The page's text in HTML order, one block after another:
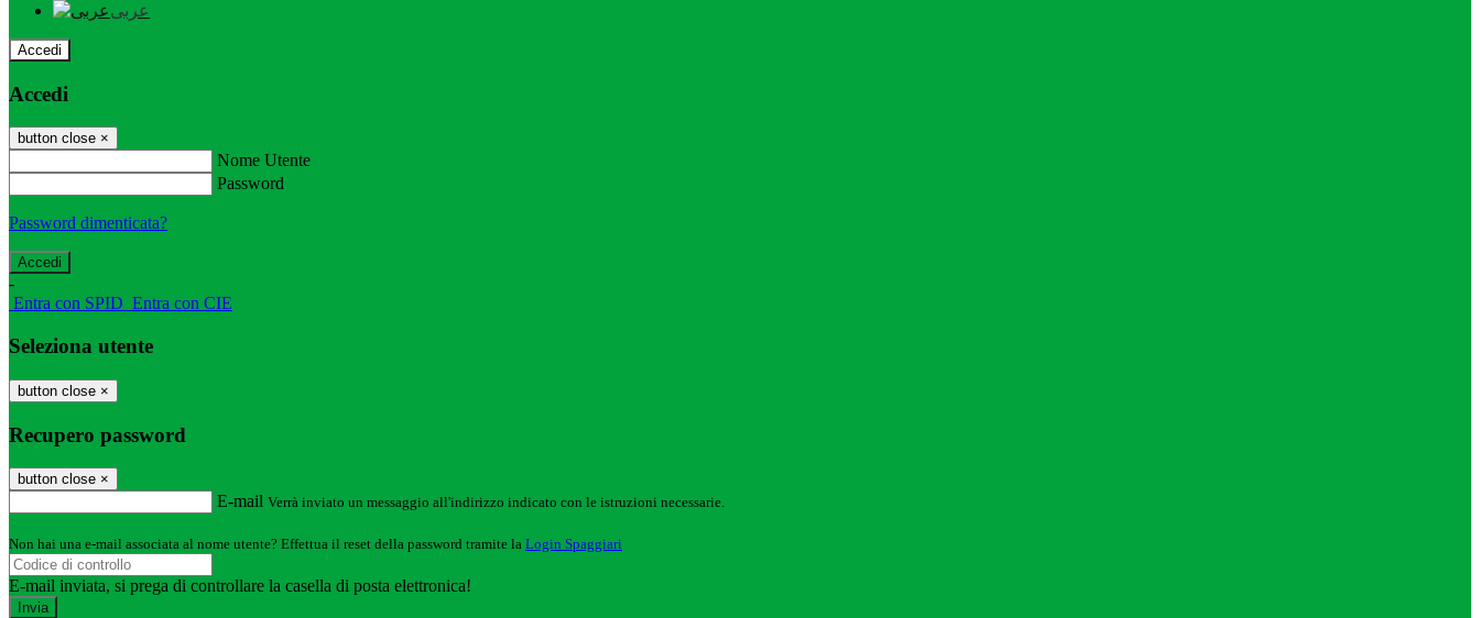
عربى
Accedi
Accedi
button close ×
Nome Utente
Password
Password dimenticata?
-
Entra con SPID Entra con CIE
Seleziona utente
button close ×
Recupero password
button close ×
E-mail Verrà inviato un messaggio all'indirizzo indicato con le istruzioni necessarie.
Non hai una e-mail associata al nome utente? Effettua il reset della password tramite la Login Spaggiari
E-mail inviata, si prega di controllare la casella di posta elettronica!